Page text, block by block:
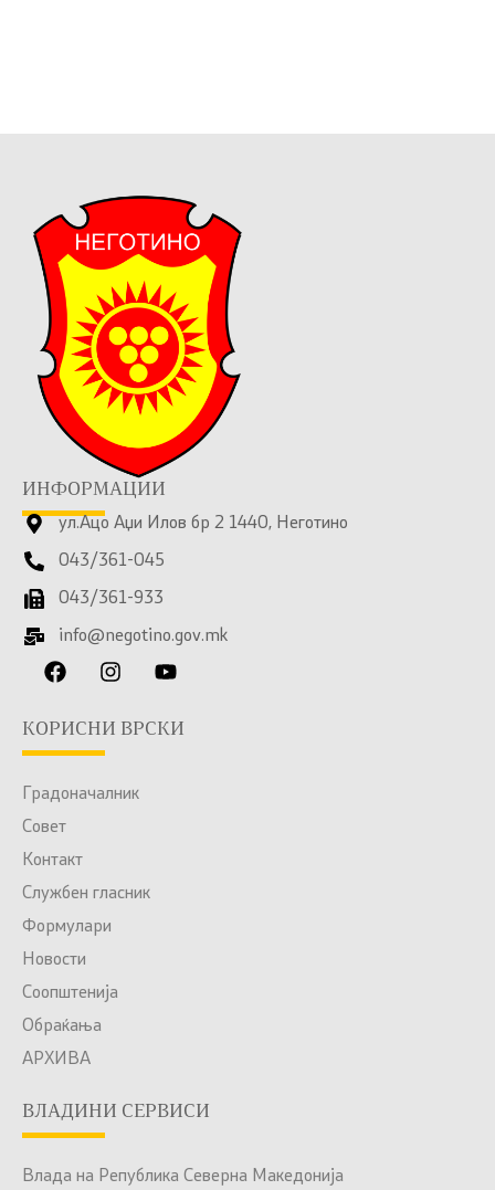
ИНФОРМАЦИИ
ул.Ацо Аџи Илов бр 2 1440, Неготино
043/361-045
043/361-933
info@negotino.gov.mk
КОРИСНИ ВРСКИ
Градоначалник
Совет
Контакт
Службен гласник
Формулари
Новости
Соопштенија
Обраќања
АРХИВА
ВЛАДИНИ СЕРВИСИ
Влада на Република Северна Македонија